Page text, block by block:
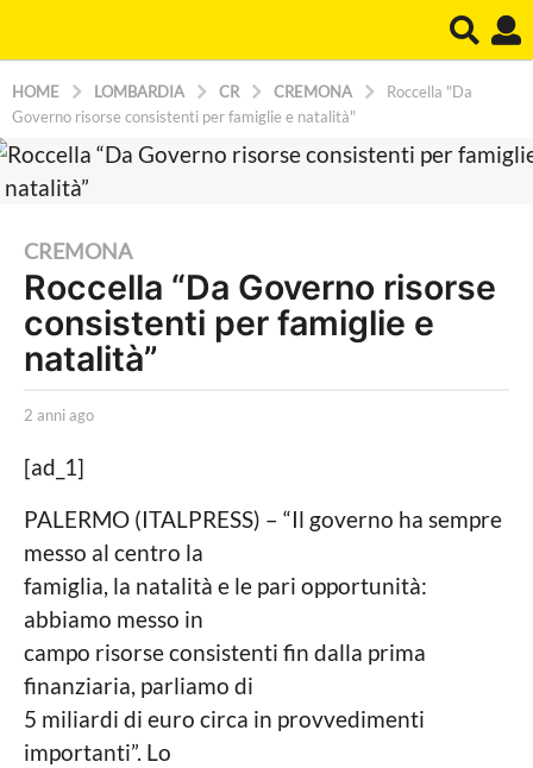
HOME LOMBARDIA CR CREMONA
Roccella "Da
Governo risorse consistenti per famiglie e natalità"
2
a
n
n
a
o
2
a
n
n
i
a
g
o
CREMONA
Roccella “Da Governo risorse
consistenti per famiglie e
natalità”
b
e
x
t
e
r
n
a
l
2 anni ago
a
g
[ad_1]
PALERMO (ITALPRESS) – “Il governo ha sempre
messo al centro la
famiglia, la natalità e le pari opportunità:
abbiamo messo in
campo risorse consistenti fin dalla prima
finanziaria, parliamo di
5 miliardi di euro circa in provvedimenti
importanti”. Lo